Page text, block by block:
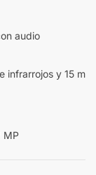
audio
infrarrojos y 15 m
MP